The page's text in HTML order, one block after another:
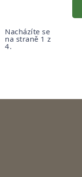
Nacházíte se
na straně 1 z
4.